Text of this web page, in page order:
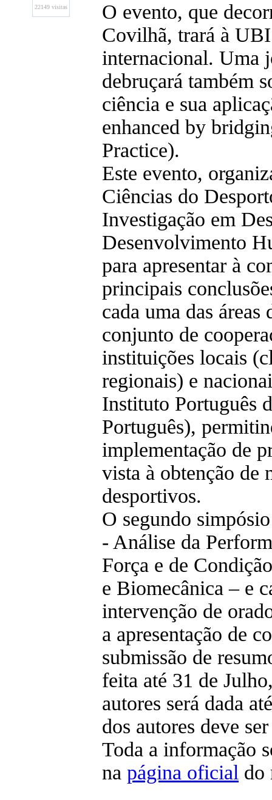
22149 visitas
O evento, que
Covilhã, trará à
internacional. Uma
debruçará também
ciência e sua
enhanced by
Practice).
Este evento,
Ciências do
Investigação em
Desenvolvimento
para apresentar à
principais
cada uma das
conjunto de
instituições locais
regionais) e
Instituto Português
Português),
implementação de
vista à obtenção de
desportivos.
O segundo
- Análise da
Força e de
e Biomecânica – e
intervenção de
a apresentação de
submissão de
feita até 31 de
autores será dada
dos autores deve
Toda a informação
na página oficial do